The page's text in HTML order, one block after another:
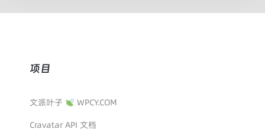
项目
文派叶子
WPCY.COM
Cravatar API 文档